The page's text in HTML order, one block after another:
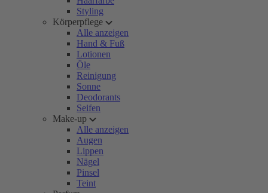
Styling
Körperpflege
Alle anzeigen
Hand & Fuß
Lotionen
Öle
Reinigung
Sonne
Deodorants
Seifen
Make-up
Alle anzeigen
Augen
Lippen
Nägel
Pinsel
Teint